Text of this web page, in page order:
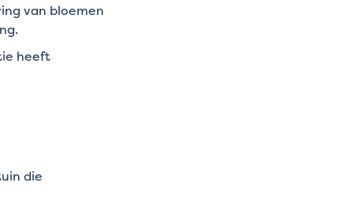
van bloemen
heeft
die